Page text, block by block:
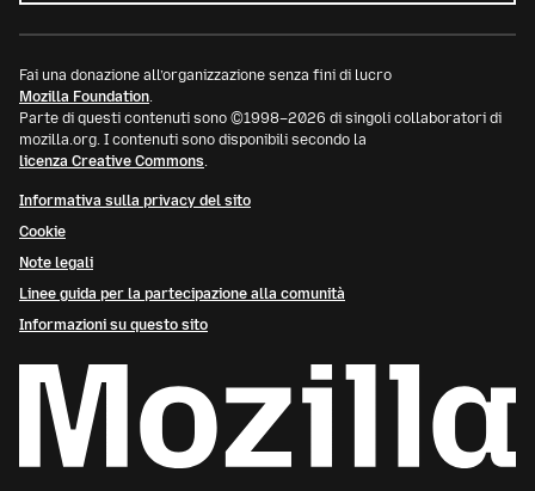
Fai una donazione all’organizzazione senza fini di lucro
Mozilla Foundation.
Parte di questi contenuti sono ©1998–2026 di singoli collaboratori di
mozilla.org. I contenuti sono disponibili secondo la
licenza Creative Commons.
Informativa sulla privacy del sito
Cookie
Note legali
Linee guida per la partecipazione alla comunità
Informazioni su questo sito